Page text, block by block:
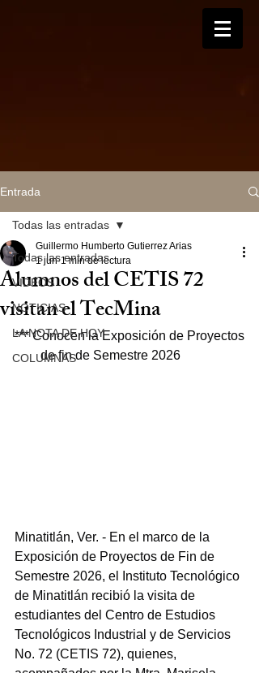
Entrada
Todas las entradas
VIDEOS
NOTICIAS
LA NOTA DE HOY
COLUMNAS
Todas las entradas
Alumnos del CETIS 72
visitan el TecMina
Guillermo Humberto Gutierrez Arias
1 jun 1 min de lectura
*** Conocen la Exposición de Proyectos
de fin de Semestre 2026
Minatitlán, Ver. - En el marco de la
Exposición de Proyectos de Fin de
Semestre 2026, el Instituto Tecnológico
de Minatitlán recibió la visita de
estudiantes del Centro de Estudios
Tecnológicos Industrial y de Servicios
No. 72 (CETIS 72), quienes,